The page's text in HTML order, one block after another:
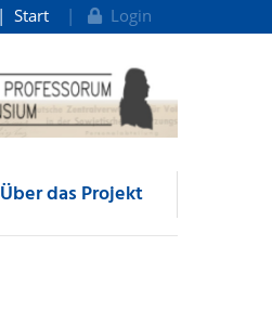
Start Login
Über das Projekt